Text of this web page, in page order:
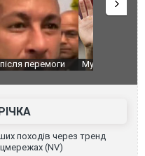
за "Челсі" після
під час
Франції
походів через тренд
(NV)